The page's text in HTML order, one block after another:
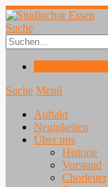
Suche
Suche Menü
Auftakt
Neuigkeiten
Über uns
Historie
Vorstand
Chorleiter